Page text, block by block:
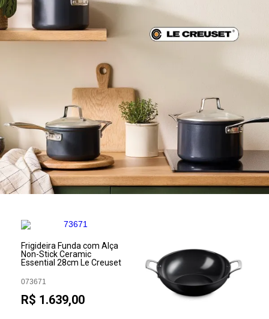
Frigideira Funda com Alça
Non-Stick Ceramic
Essential 28cm Le Creuset
073671
R$ 1.639,00